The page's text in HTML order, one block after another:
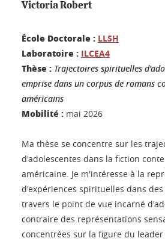
Victoria Robert
École Doctorale : LLSH
Laboratoire : ILCEA4
Thèse : Trajectoires spirituelles
emprise dans un corpus de romans
américains
Mobilité : mai 2026
Ma thèse se concentre sur les
d'adolescentes dans la fiction
américaine. Je m'intéresse à la
d'expériences spirituelles dans
travers le point de vue incarné
contraire des représentations
concentrées sur la figure du